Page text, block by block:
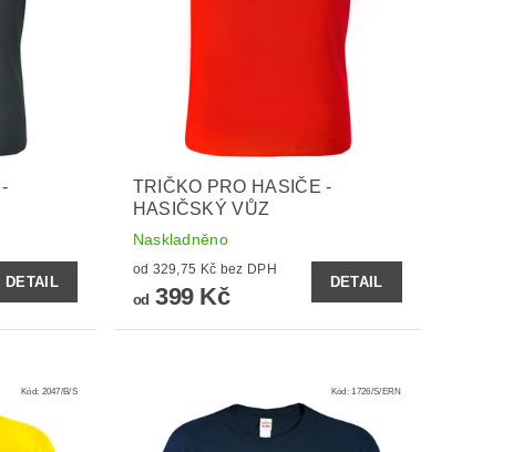
DETAIL
TRIČKO PRO HASIČE -
HASIČSKÝ VŮZ
Naskladněno
od 329,75 Kč bez DPH
od 399 Kč
DETAIL
Kód: 2047/B/S Kód:1726/S/ERN